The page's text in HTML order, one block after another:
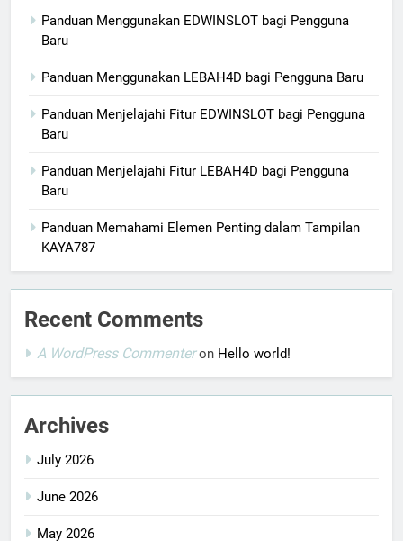
Panduan Menggunakan EDWINSLOT bagi Pengguna
Baru
Panduan Menggunakan LEBAH4D bagi Pengguna Baru
Panduan Menjelajahi Fitur EDWINSLOT bagi Pengguna
Baru
Panduan Menjelajahi Fitur LEBAH4D bagi Pengguna
Baru
Panduan Memahami Elemen Penting dalam Tampilan
KAYA787
Recent Comments
A WordPress Commenteron Hello world!
Archives
July 2026
June 2026
May 2026